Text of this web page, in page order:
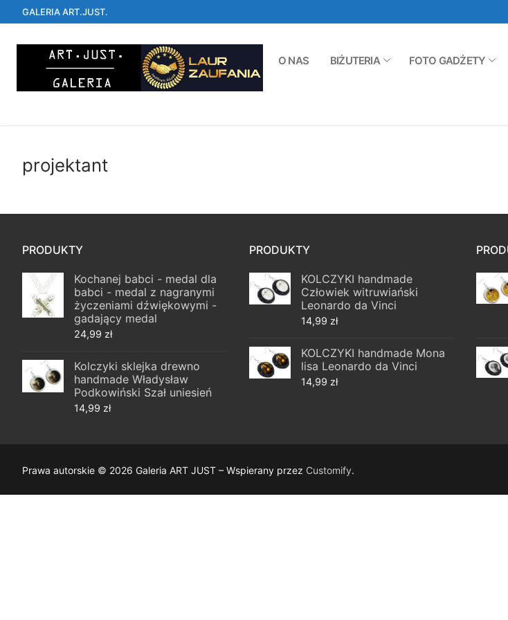
Przejdź
do
treści
GALERIA ART.JUST.
O NAS BIŻUTERIA FOTO GADŻETY
projektant
PRODUKTY
Kochanej babci - medal dla
babci - medal z nagranymi
życzeniami dźwiękowymi -
gadający medal
24,99 zł
Kolczyki sklejka drewno
handmade Władysław
Podkowiński Szał uniesień
14,99 zł
PRODUKTY
KOLCZYKI handmade
Człowiek witruwiański
Leonardo da Vinci
14,99 zł
KOLCZYKI handmade Mona
lisa Leonardo da Vinci
14,99 zł
Prawa autorskie © 2026 Galeria ART JUST – Wspierany przez Customify.